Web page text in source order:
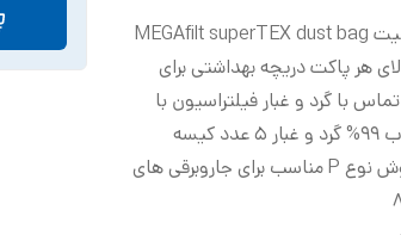
یسه با کیفیت MEGAfilt superTEX dust bag
هر پاکت دریچه بهداشتی برای
با گرد و غبار فیلتراسیون با
قابلیت جذب 99% گرد و غبار 5 عدد کیسه
جاروبرقی بوش نوع P مناسب برای جاروبرقی های